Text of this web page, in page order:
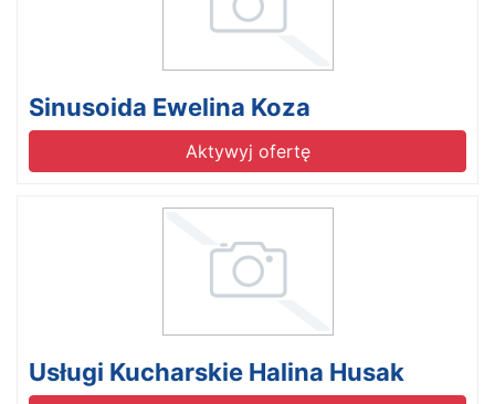
Sinusoida Ewelina Koza
Aktywyj ofertę
Usługi Kucharskie Halina Husak